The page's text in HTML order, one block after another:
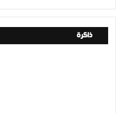
ذاكرة